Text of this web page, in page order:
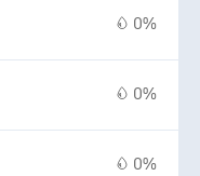
0%
0%
0%